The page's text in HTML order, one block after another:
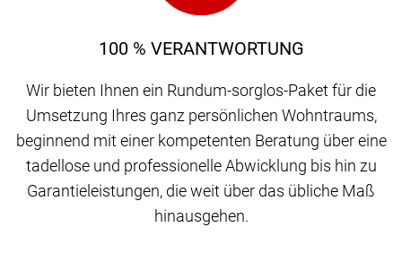
100 % VERANTWORTUNG
Wir bieten Ihnen ein Rundum-sorglos-Paket für die
Umsetzung Ihres ganz persönlichen Wohntraums,
beginnend mit einer kompetenten Beratung über eine
tadellose und professionelle Abwicklung bis hin zu
Garantieleistungen, die weit über das übliche Maß
hinausgehen.